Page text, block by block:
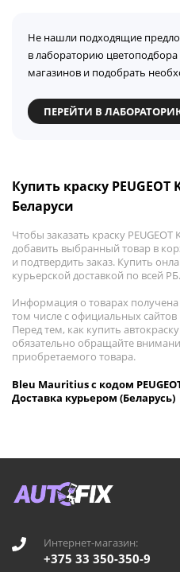
Не нашли подходящие
в лабораторию
магазинов и подобрать
ПЕРЕЙТИ В
Купить краску
Беларуси
Чтобы заказать краску
добавить выбранный товар в
и подтвердить заказ. Купить
курьерской доставкой по всей РБ.
Информация о товарах
том числе с официальных сайтов
Перед тем, как купить
обязательно обращайте
приобретаемого товара.
Bleu Mauritius с кодом
Доставка курьером (Беларусь)
Интернет-магазин:
+375 33 350-350-9